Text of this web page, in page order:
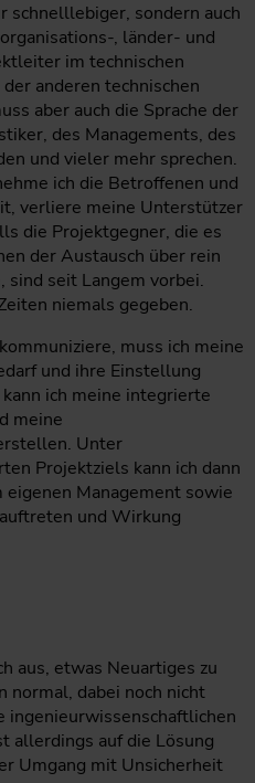
schnelllebiger, sondern auch
, länder- und
im technischen
anderen technischen
aber auch die Sprache der
des Managements, des
und vieler mehr sprechen.
ich die Betroffenen und
verliere meine Unterstützer
die Projektgegner, die es
der Austausch über rein
sind seit Langem vorbei.
niemals gegeben.
muss ich meine
und ihre Einstellung
ich meine integrierte
meine
Unter
Projektziels kann ich dann
Management sowie
und Wirkung
aus, etwas Neuartiges zu
normal, dabei noch nicht
ingenieurwissenschaftlichen
allerdings auf die Lösung
Umgang mit Unsicherheit